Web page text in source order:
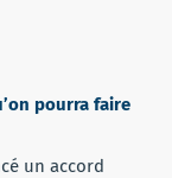
pourra faire
un accord